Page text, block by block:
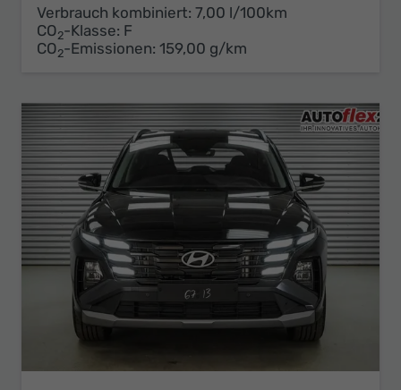
Verbrauch kombiniert: 7,00 l/100km
CO2-Klasse: F
CO2-Emissionen: 159,00 g/km